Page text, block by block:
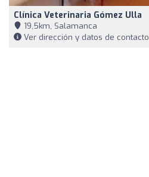
Clínica Veterinaria Gómez Ulla
19,5km, Salamanca
Ver dirección y datos de contacto